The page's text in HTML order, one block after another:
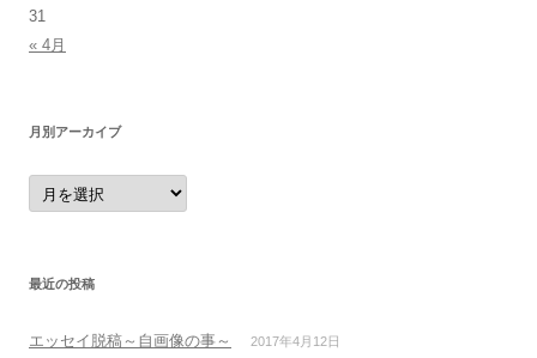
31
« 4月
月別アーカイブ
月
別
ア
ブ
最近の投稿
エッセイ脱稿～自画像の事～ 2017年4月12日